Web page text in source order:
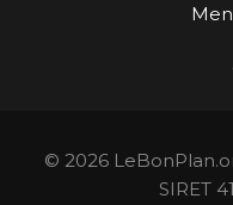
© 2026
SIRET